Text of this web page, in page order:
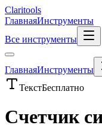
Claritools
ГлавнаяИнструменты
Все инструменты
ГлавнаяИнструменты
ТекстБесплатно
Счетчик